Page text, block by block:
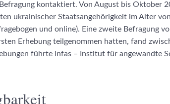
kontaktiert. Von August bis Oktober
ukrainischer Staatsangehörigkeit im Alter
und online). Eine zweite Befragung
Erhebung teilgenommen hatten, fand
führte infas – Institut für angewandte